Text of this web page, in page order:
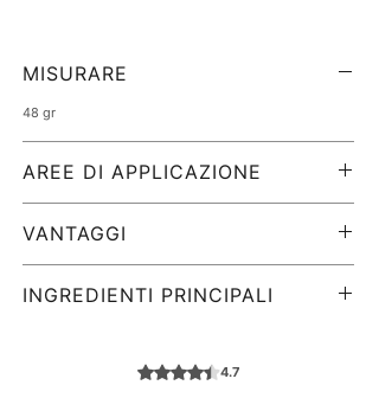
MISURARE
48 gr
AREE DI APPLICAZIONE
tono della pelle non uniforme
Iperpigmentazione
Melasma
VANTAGGI
lo scolorimento della pelle e promuovere un tono
della pelle giovane e dall'aspetto sano.
INGREDIENTI PRINCIPALI
tetraesildecil ascorbato, glicerina, butilene glicole
Valutazione 4,7 stelle su 5.
4.7